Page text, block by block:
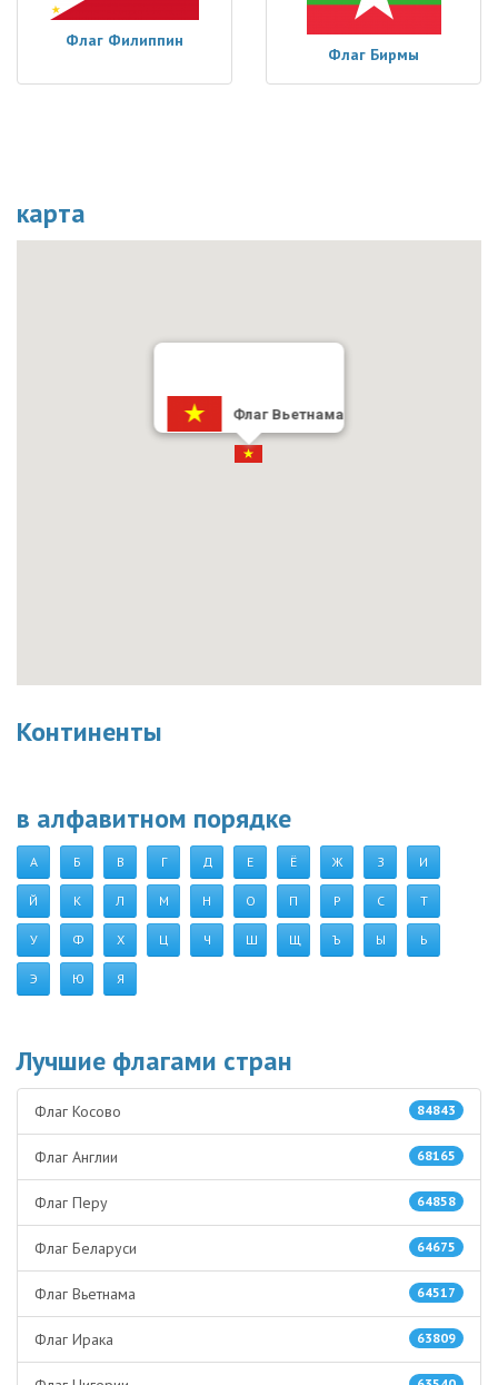
Флаг Филиппин
Флаг Бирмы
карта
Флаг Вьетнама
Континенты
в алфавитном порядке
А Б В Г Д Е Ё Ж З И
Й К Л М Н О П Р С Т
У Ф Х Ц Ч Ш Щ Ъ Ы Ь
Э Ю Я
Лучшие флагами стран
84843
Флаг Косово
68165
Флаг Англии
64858
Флаг Перу
64675
Флаг Беларуси
64517
Флаг Вьетнама
63809
Флаг Ирака